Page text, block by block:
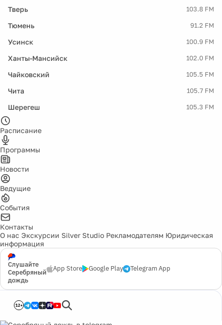
Тверь 103.8 FM
Тюмень 91.2 FM
Усинск 100.9 FM
Ханты-Мансийск 102.0 FM
Чайковский 105.5 FM
Чита 105.7 FM
Шерегеш 105.3 FM
Расписание
Программы
Новости
Ведущие
События
Контакты
О нас Экскурсии Silver Studio Рекламодателям Юридическая
информация
Слушайте
Серебряный
дождь
App Store Google Play Telegram App
12+